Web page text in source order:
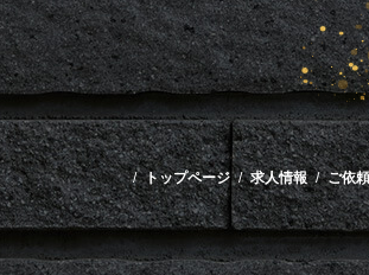
トップページ 求人情報 ご依